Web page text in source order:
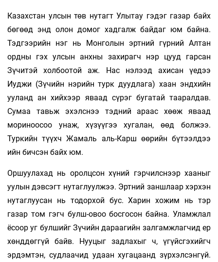
Казахстан улсын төв нутагт Улытау гэдэг газар байх
бөгөөд энд олон домог хадгалж байдаг юм байна.
Тэдгээрийн нэг нь Монголын эртний гүрний Алтан
ордны гэх улсын анхны захирагч нэр цууд гарсан
Зүчитэй холбоотой аж. Нас нэлээд ахисан үедээ
Иуджи (Зүчийн нэрийн турк дуудлага) хаан эндхийн
ууланд ан хийхээр яваад сүрэг бугатай тааралдав.
Сумаа тавьж эхэлснээ тэдний араас хөөж яваад
мориноосоо унаж, хүзүүгээ хугалан, өөд болжээ.
Туркийн түүхч Жамаль аль-Карш өөрийн бүтээлдээ
ийн бичсэн байх юм.
Оршуулахад нь оролцсон хүний гэрчилснээр хааныг
уулын дэвсэгт нутаглуулжээ. Эртний заншлаар хэрхэн
нутаглуусан нь тодорхой бус. Харин хожим нь тэр
газар том гэгч булш-овоо босгосон байна. Уламжлал
ёсоор уг булшийг Зүчийн дараагийн залгамжлагчид ер
хөнддөггүй байв. Нууцыг задлахыг ч, үгүйсгэхийгч
эрдэмтэн, судлаачид удаан хугацаанд зүрхэлсэнгүй.